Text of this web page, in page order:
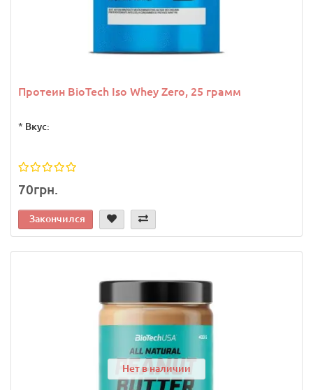
Протеин BioTech Iso Whey Zero, 25 грамм
* Вкус:
70грн.
Закончился
Нет в наличии